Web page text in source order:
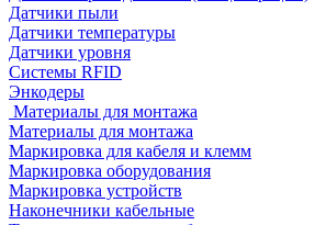
Датчики пыли
Датчики температуры
Датчики уровня
Системы RFID
Энкодеры
Материалы для монтажа
Материалы для монтажа
Маркировка для кабеля и клемм
Маркировка оборудования
Маркировка устройств
Наконечники кабельные